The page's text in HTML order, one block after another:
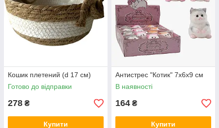
Кошик плетений (d 17 см)
Готово до відправки
278 ₴
Купити
Антистрес "Котик" 7х6х9 см
В наявності
164 ₴
Купити